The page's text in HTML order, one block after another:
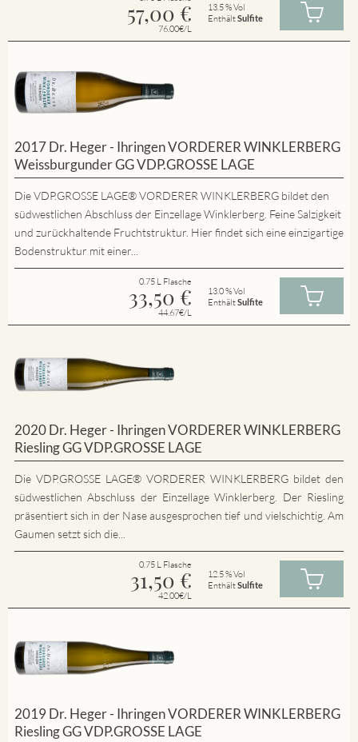
57,00 €
76.00€/L
13.5 % Vol
EnthältSulfite
2017 Dr. Heger - Ihringen VORDERER WINKLERBERG
Weissburgunder GG VDP.GROSSE LAGE
Die VDP.GROSSE LAGE® VORDERER WINKLERBERG bildet den
südwestlichen Abschluss der Einzellage Winklerberg. Feine Salzigkeit
und zurückhaltende Fruchtstruktur. Hier findet sich eine einzigartige
Bodenstruktur mit einer...
0.75 L Flasche
33,50 €
44.67€/L
13.0 % Vol
EnthältSulfite
2020 Dr. Heger - Ihringen VORDERER WINKLERBERG
Riesling GG VDP.GROSSE LAGE
Die VDP.GROSSE LAGE® VORDERER WINKLERBERG bildet den
südwestlichen Abschluss der Einzellage Winklerberg. Der Riesling
präsentiert sich in der Nase ausgesprochen tief und vielschichtig. Am
Gaumen setzt sich die...
0.75 L Flasche
31,50 €
42.00€/L
12.5 % Vol
EnthältSulfite
2019 Dr. Heger - Ihringen VORDERER WINKLERBERG
Riesling GG VDP.GROSSE LAGE